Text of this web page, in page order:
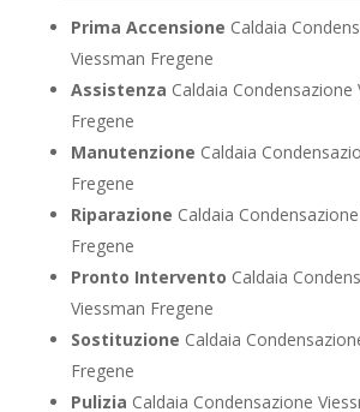
Prima Accensione Caldaia
Viessman Fregene
Assistenza Caldaia Condensazione
Fregene
Manutenzione Caldaia
Fregene
Riparazione Caldaia
Fregene
Pronto Intervento Caldaia
Viessman Fregene
Sostituzione Caldaia
Fregene
Pulizia Caldaia Condensazione